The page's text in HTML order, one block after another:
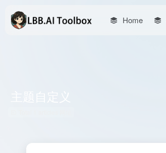
Home